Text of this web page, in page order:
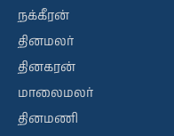
நக்கீரன்
தினமலர்
தினகரன்
மாலைமலர்
தினமணி